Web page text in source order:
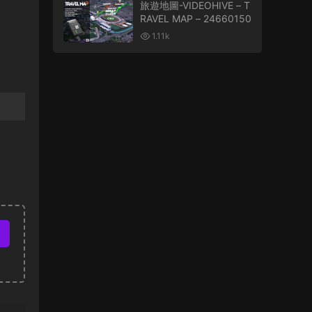
旅遊地圖-VIDEOHIVE – T
RAVEL MAP – 24660150
1.11k